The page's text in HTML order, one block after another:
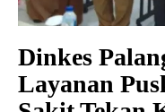
Dinkes
Layanan